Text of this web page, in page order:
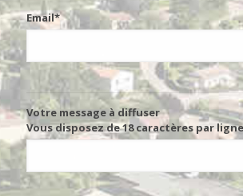
Email*
Votre message à diffuser
Vous disposez de 18 caractères par